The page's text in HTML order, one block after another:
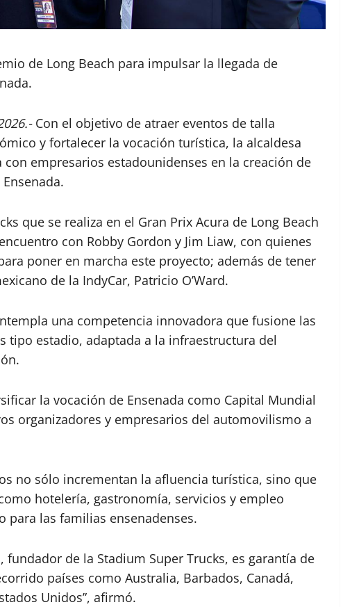
de Long Beach para impulsar la llegada de
Con el objetivo de atraer eventos de talla
y fortalecer la vocación turística, la alcaldesa
empresarios estadounidenses en la creación de
que se realiza en el Gran Prix Acura de Long Beach
con Robby Gordon y Jim Liaw, con quienes
poner en marcha este proyecto; además de tener
de la IndyCar, Patricio O’Ward.
una competencia innovadora que fusione las
tipo estadio, adaptada a la infraestructura del
la vocación de Ensenada como Capital Mundial
organizadores y empresarios del automovilismo a
no sólo incrementan la afluencia turística, sino que
hotelería, gastronomía, servicios y empleo
para las familias ensenadenses.
de la Stadium Super Trucks, es garantía de
países como Australia, Barbados, Canadá,
Unidos”, afirmó.